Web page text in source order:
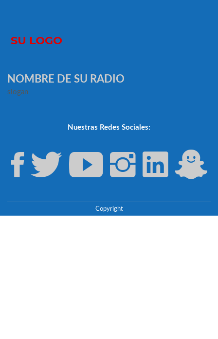
NOMBRE DE SU RADIO
slogan
Nuestras Redes Sociales:
Copyright